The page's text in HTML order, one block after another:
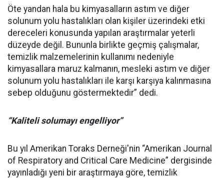
Öte yandan hala bu kimyasalların astım ve diğer
solunum yolu hastalıkları olan kişiler üzerindeki etki
dereceleri konusunda yapılan araştırmalar yeterli
düzeyde değil. Bununla birlikte geçmiş çalışmalar,
temizlik malzemelerinin kullanımı nedeniyle
kimyasallara maruz kalmanın, mesleki astım ve diğer
solunum yolu hastalıkları ile karşı karşıya kalınmasına
sebep olduğunu göstermektedir” dedi.
“Kaliteli solumayı engelliyor”
Bu yıl Amerikan Toraks Derneği'nin “Amerikan Journal
of Respiratory and Critical Care Medicine” dergisinde
yayınladığı yeni bir araştırmaya göre, temizlik